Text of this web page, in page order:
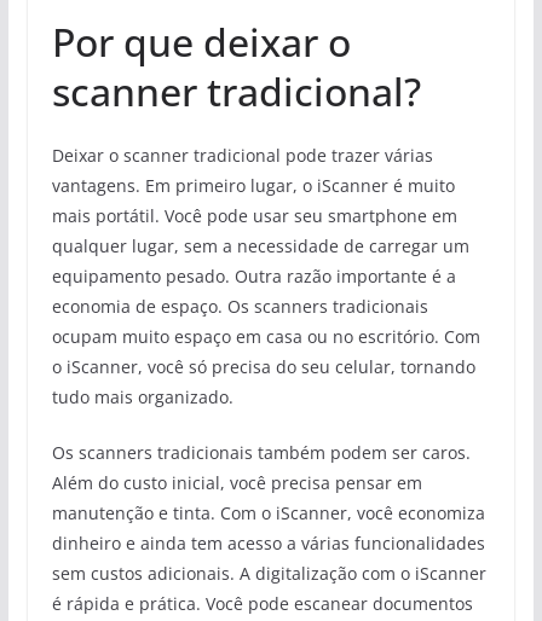
Por que deixar o
scanner tradicional?
Deixar o scanner tradicional pode trazer várias
vantagens. Em primeiro lugar, o iScanner é muito
mais portátil. Você pode usar seu smartphone em
qualquer lugar, sem a necessidade de carregar um
equipamento pesado. Outra razão importante é a
economia de espaço. Os scanners tradicionais
ocupam muito espaço em casa ou no escritório. Com
o iScanner, você só precisa do seu celular, tornando
tudo mais organizado.
Os scanners tradicionais também podem ser caros.
Além do custo inicial, você precisa pensar em
manutenção e tinta. Com o iScanner, você economiza
dinheiro e ainda tem acesso a várias funcionalidades
sem custos adicionais. A digitalização com o iScanner
é rápida e prática. Você pode escanear documentos